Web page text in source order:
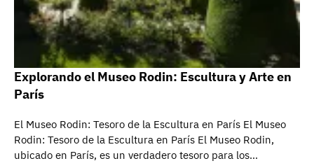
Explorando el Museo Rodin: Escultura y Arte en
París
El Museo Rodin: Tesoro de la Escultura en París El Museo
Rodin: Tesoro de la Escultura en París El Museo Rodin,
ubicado en París, es un verdadero tesoro para los…